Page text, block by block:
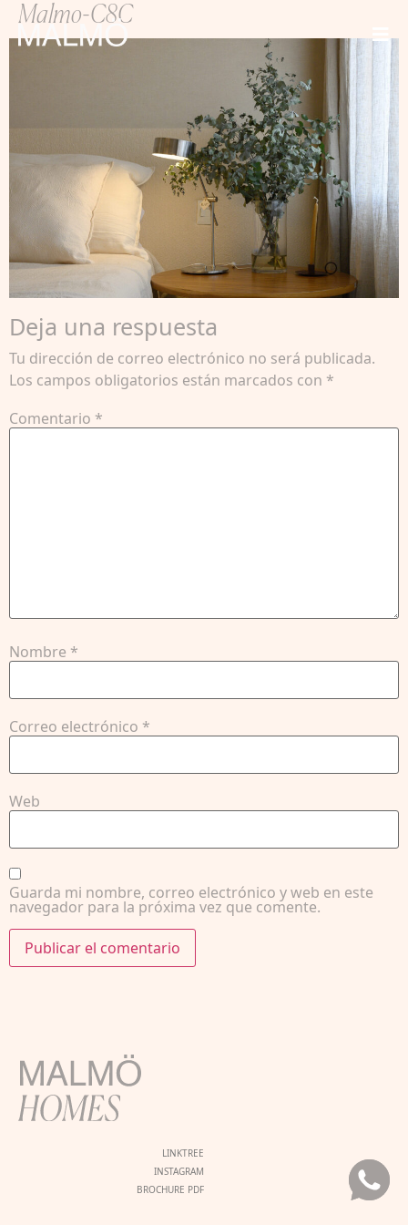
Malmo-C8C
Deja una respuesta
Tu dirección de correo electrónico no será publicada.
Los campos obligatorios están marcados con *
Comentario *
Nombre *
Correo electrónico *
Web
Guarda mi nombre, correo electrónico y web en este
navegador para la próxima vez que comente.
LINKTREE
INSTAGRAM
BROCHURE PDF